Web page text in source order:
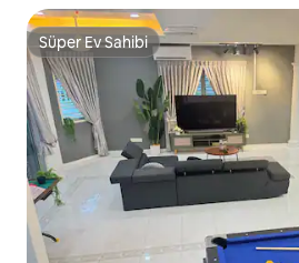
Süper Ev Sahibi
Süper Ev Sahibi